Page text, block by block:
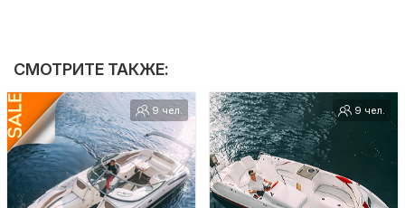
СМОТРИТЕ ТАКЖЕ:
9 чел. 9 чел.